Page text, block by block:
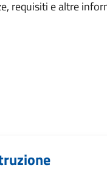
requisiti e altre